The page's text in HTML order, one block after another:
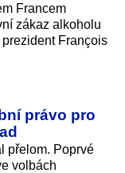
Francem
zákaz alkoholu
François
právo pro
přelom. Poprvé
volbách